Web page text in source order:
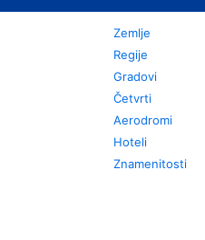
Zemlje
Regije
Gradovi
Četvrti
Aerodromi
Hoteli
Znamenitosti